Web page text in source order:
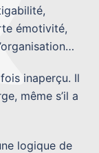
émotivité,
inaperçu. Il
même s’il a
logique de